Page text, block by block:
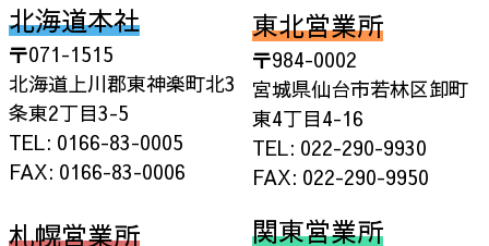
北海道本社
〒071-1515
北海道上川郡東神楽町北3
条東2丁目3-5
TEL: 0166-83-0005
FAX: 0166-83-0006
札幌営業所
東北営業所
〒984-0002
宮城県仙台市若林区卸町
東4丁目4-16
TEL: 022-290-9930
FAX: 022-290-9950
関東営業所